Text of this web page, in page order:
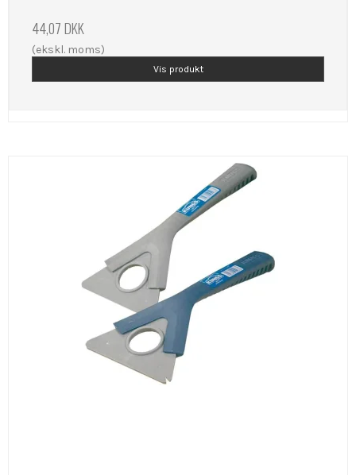
44,07 DKK
(ekskl. moms)
Vis produkt